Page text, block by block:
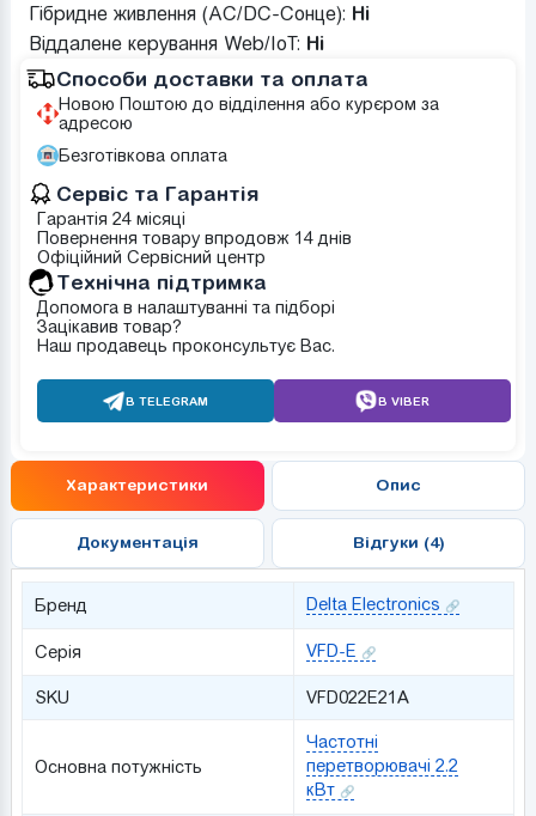
Гібридне живлення (AC/DC-Сонце): Ні
Віддалене керування Web/IoT: Ні
Способи доставки та оплата
Новою Поштою до відділення або курєром за
адресою
Безготівкова оплата
Сервіс та Гарантія
Гарантія 24 місяці
Повернення товару впродовж 14 днів
Офіційний Сервісний центр
Tехнічна підтримка
Допомога в налаштуванні та підборі
Зацікавив товар?
Наш продавець проконсультує Вас.
В TELEGRAM В VIBER
Характеристики Опис
Документація Відгуки (4)
Бренд Delta Electronics
Серія VFD-E
SKU VFD022E21A
Основна потужність
Частотні
перетворювачі 2.2
кВт